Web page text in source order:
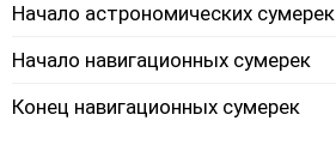
Начало астрономических сумерек
Начало навигационных сумерек
Конец навигационных сумерек